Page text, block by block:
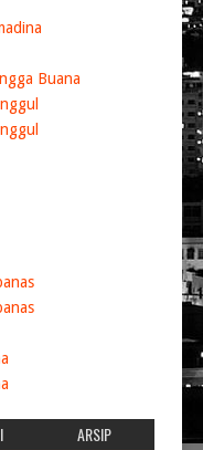
Buana
ARSIP